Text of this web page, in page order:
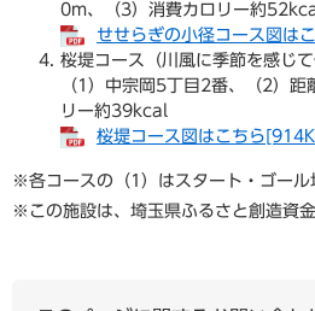
0m、（3）消費カロリー約
せせらぎの小径コース図は
桜堤コース（川風に季節を感じて
（1）中宗岡5丁目2番、（2）
リー約39kcal
桜堤コース図はこちら
※各コースの（1）はスタート・ゴール
※この施設は、埼玉県ふるさと創造資